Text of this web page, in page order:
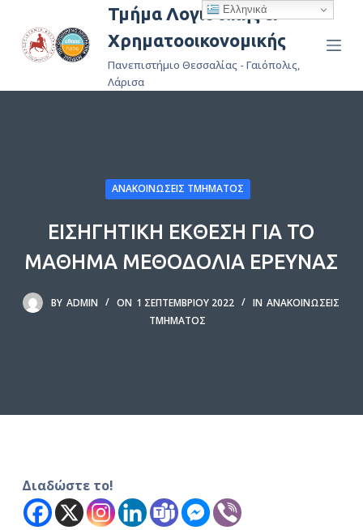
ε
ε
Τμήμα Λογιστικής &
Χρηματοοικονομικής
Πανεπιστήμιο Θεσσαλίας - Γαιόπολις,
Λάρισα
ΑΝΑΚΟΙΝΏΣΕΙΣ ΤΜΉΜΑΤΟΣ
ΕΙΣΗΓΗΤΙΚΗ ΕΚΘΕΣΗ ΓΙΑ ΤΟ
ΜΑΘΗΜΑ ΜΕΘΟΔΟΛΙΑ ΕΡΕΥΝΑΣ
BY ADMIN ON 1 ΣΕΠΤΕΜΒΡΊΟΥ 2022 IN ΑΝΑΚΟΙΝΏΣΕΙΣ
ΤΜΉΜΑΤΟΣ
Διαδώστε το!
Ελληνικά